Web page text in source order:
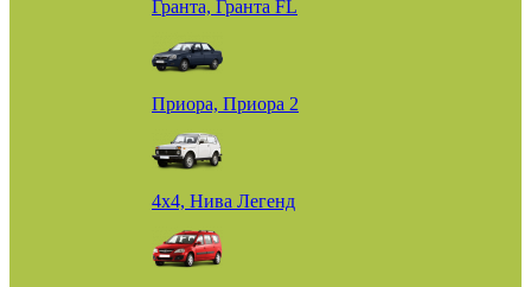
Гранта, Гранта FL
Приора, Приора 2
4х4, Нива Легенд